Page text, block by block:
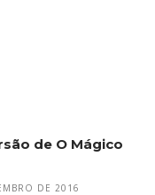
de O Mágico
DE 2016